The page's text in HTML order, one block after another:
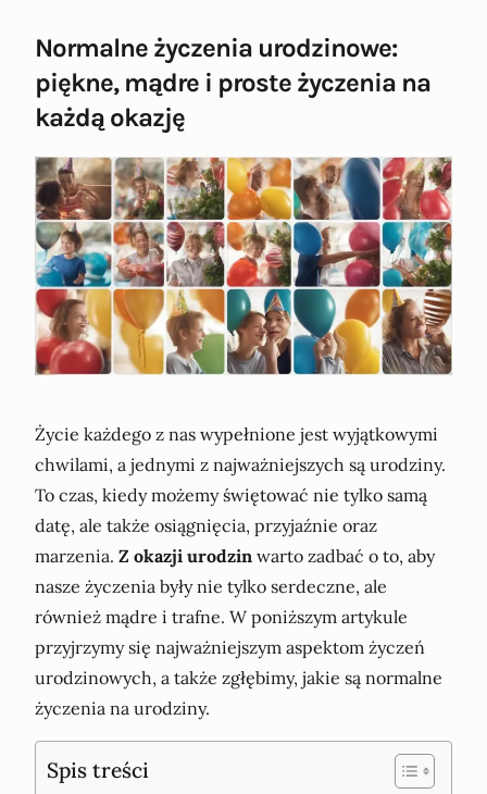
Normalne życzenia urodzinowe:
piękne, mądre i proste życzenia na
każdą okazję
Życie każdego z nas wypełnione jest wyjątkowymi
chwilami, a jednymi z najważniejszych są urodziny.
To czas, kiedy możemy świętować nie tylko samą
datę, ale także osiągnięcia, przyjaźnie oraz
marzenia. Z okazji urodzin warto zadbać o to, aby
nasze życzenia były nie tylko serdeczne, ale
również mądre i trafne. W poniższym artykule
przyjrzymy się najważniejszym aspektom życzeń
urodzinowych, a także zgłębimy, jakie są normalne
życzenia na urodziny.
Spis treści